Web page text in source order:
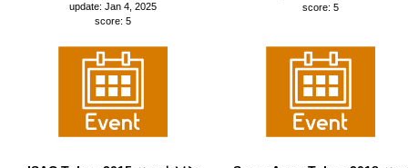
update: Jan 4, 2025
score: 5
score: 5